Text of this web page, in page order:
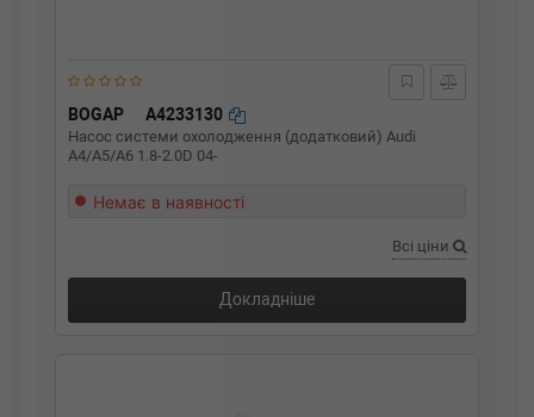
BOGAP A4233130
Насос системи охолодження (додатковий) Audi
A4/A5/A6 1.8-2.0D 04-
Немає в наявності
Всі ціни
Докладніше